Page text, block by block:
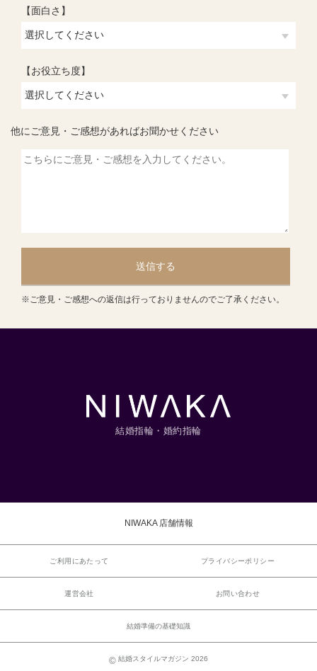
【面白さ】
【お役立ち度】
他にご意見・ご感想があればお聞かせください
送信する
※ご意見・ご感想への返信は行っておりませんのでご了承ください。
結婚指輪・婚約指輪
NIWAKA 店舗情報
ご利用にあたって プライバシーポリシー
運営会社 お問い合わせ
結婚準備の基礎知識
© 結婚スタイルマガジン 2026